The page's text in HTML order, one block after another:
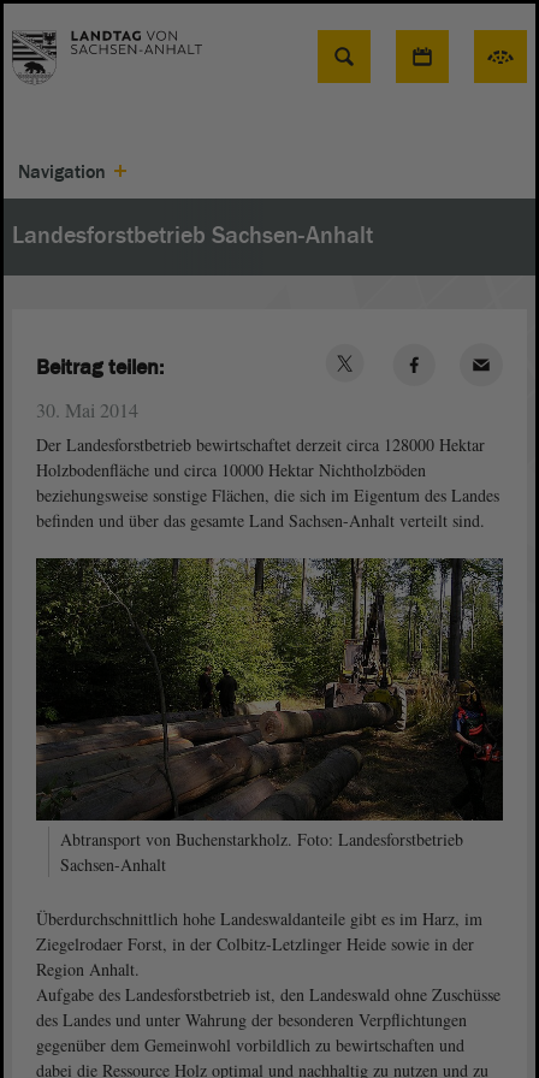
Suche
Navigation
Landesforstbetrieb Sachsen-Anhalt
30. Mai 2014
Der Landesforstbetrieb bewirtschaftet derzeit circa 128000 Hektar
Holzbodenfläche und circa 10000 Hektar Nichtholzböden
beziehungsweise sonstige Flächen, die sich im Eigentum des Landes
befinden und über das gesamte Land Sachsen-Anhalt verteilt sind.
Abtransport von Buchenstarkholz. Foto: Landesforstbetrieb
Sachsen-Anhalt
Überdurchschnittlich hohe Landeswaldanteile gibt es im Harz, im
Ziegelrodaer Forst, in der Colbitz-Letzlinger Heide sowie in der
Region Anhalt.
Aufgabe des Landesforstbetrieb ist, den Landeswald ohne Zuschüsse
des Landes und unter Wahrung der besonderen Verpflichtungen
gegenüber dem Gemeinwohl vorbildlich zu bewirtschaften und
dabei die Ressource Holz optimal und nachhaltig zu nutzen und zu
Beitrag teilen: